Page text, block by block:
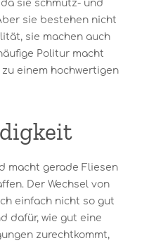
sie schmutz- und
sie bestehen nicht
sie machen auch
Politur macht
einem hochwertigen
macht gerade Fliesen
Der Wechsel von
einfach nicht so gut
dafür, wie gut eine
zurechtkommt,